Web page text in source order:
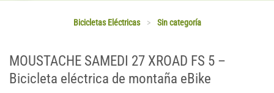
Bicicletas Eléctricas > Sin categoría
MOUSTACHE SAMEDI 27 XROAD FS 5 –
Bicicleta eléctrica de montaña eBike